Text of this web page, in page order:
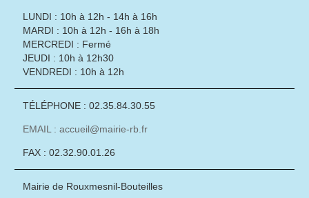
LUNDI : 10h à 12h - 14h à 16h
MARDI : 10h à 12h - 16h à 18h
MERCREDI : Fermé
JEUDI : 10h à 12h30
VENDREDI : 10h à 12h
TÉLÉPHONE : 02.35.84.30.55
EMAIL : accueil@mairie-rb.fr
FAX : 02.32.90.01.26
Mairie de Rouxmesnil-Bouteilles